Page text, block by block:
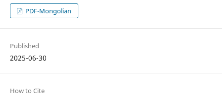
PDF-Mongolian
Published
2025-06-30
How to Cite